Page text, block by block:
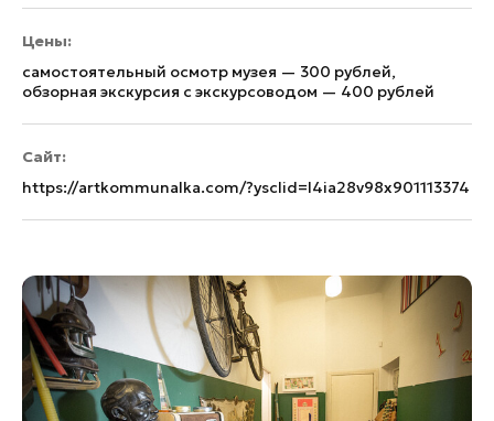
Цены:
самостоятельный осмотр музея — 300 рублей,
обзорная экскурсия c экскурсоводом — 400 рублей
Сайт:
https://artkommunalka.com/?ysclid=l4ia28v98x901113374